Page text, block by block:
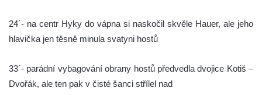
24´- na centr Hyky do vápna si naskočil skvěle Hauer, ale jeho
hlavička jen těsně minula svatyni hostů
33´- parádní vybagování obrany hostů předvedla dvojice Kotiš –
Dvořák, ale ten pak v čisté šanci střílel nad